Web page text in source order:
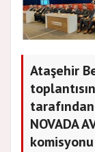
Ataşehir
NOVADA